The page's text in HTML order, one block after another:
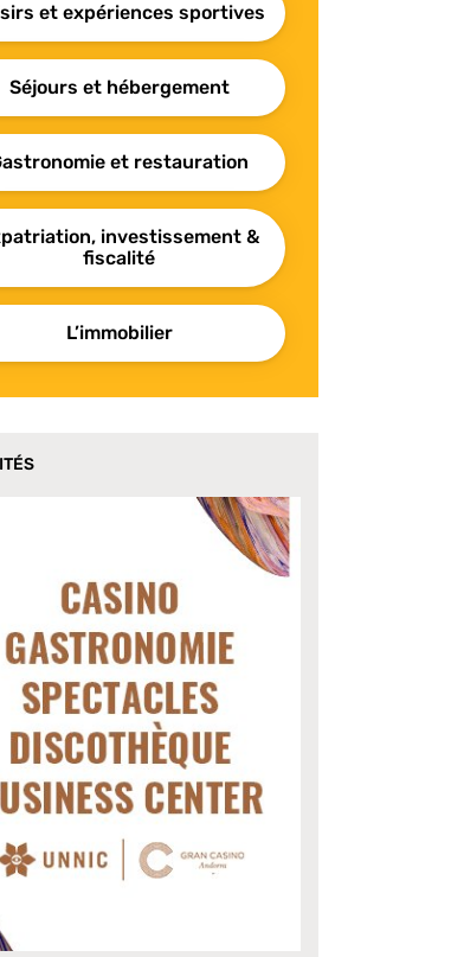
et expériences sportives
Séjours et hébergement
et restauration
investissement &
fiscalité
L’immobilier